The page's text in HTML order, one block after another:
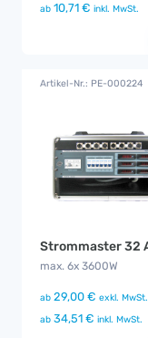
ab 10,71 € inkl. MwSt.
Artikel-Nr.: PE-000224
max. 6x 3600W
ab 29,00 € exkl. MwSt.
ab 34,51 € inkl. MwSt.